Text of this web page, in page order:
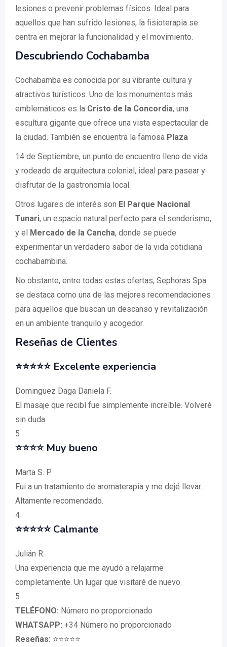
lesiones o prevenir problemas físicos. Ideal para
aquellos que han sufrido lesiones, la fisioterapia se
centra en mejorar la funcionalidad y el movimiento.
Descubriendo Cochabamba
Cochabamba es conocida por su vibrante cultura y
atractivos turísticos. Uno de los monumentos más
emblemáticos es la Cristo de la Concordia, una
escultura gigante que ofrece una vista espectacular de
la ciudad. También se encuentra la famosa Plaza
14 de Septiembre, un punto de encuentro lleno de vida
y rodeado de arquitectura colonial, ideal para pasear y
disfrutar de la gastronomía local.
Otros lugares de interés son El Parque Nacional
Tunari, un espacio natural perfecto para el senderismo,
y el Mercado de la Cancha, donde se puede
experimentar un verdadero sabor de la vida cotidiana
cochabambina.
No obstante, entre todas estas ofertas, Sephoras Spa
se destaca como una de las mejores recomendaciones
para aquellos que buscan un descanso y revitalización
en un ambiente tranquilo y acogedor.
Reseñas de Clientes
⭐⭐⭐⭐⭐ Excelente experiencia
Dominguez Daga Daniela F.
El masaje que recibí fue simplemente increíble. Volveré
sin duda.
5
⭐⭐⭐⭐ Muy bueno
Marta S. P.
Fui a un tratamiento de aromaterapia y me dejé llevar.
Altamente recomendado.
4
⭐⭐⭐⭐⭐ Calmante
Julián R.
Una experiencia que me ayudó a relajarme
completamente. Un lugar que visitaré de nuevo.
5
TELÉFONO: Número no proporcionado
WHATSAPP: +34 Número no proporcionado
Reseñas: ⭐⭐⭐⭐⭐